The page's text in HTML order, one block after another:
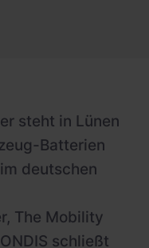
steht in Lünen
Batterien
deutschen
The Mobility
schließt